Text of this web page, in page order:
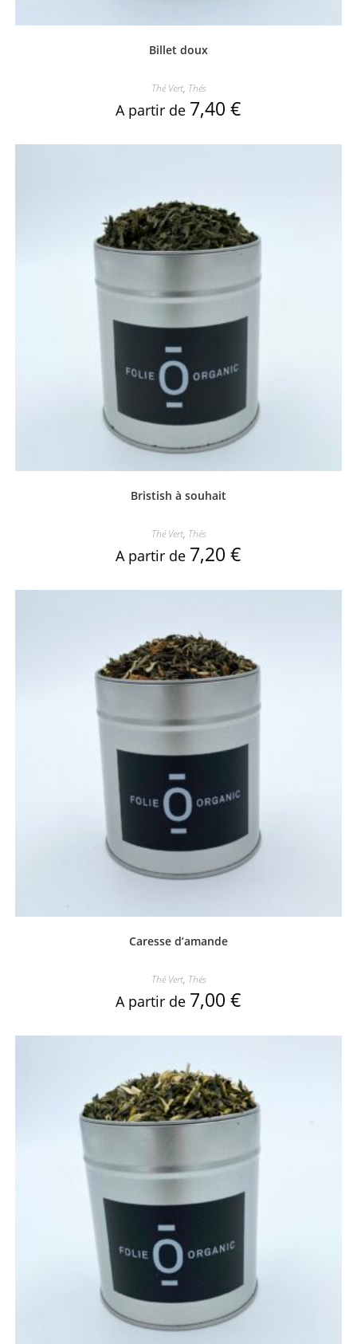
Billet doux
Thé Vert, Thés
A partir de 7,40 €
Bristish à souhait
Thé Vert, Thés
A partir de 7,20 €
Caresse d’amande
Thé Vert, Thés
A partir de 7,00 €